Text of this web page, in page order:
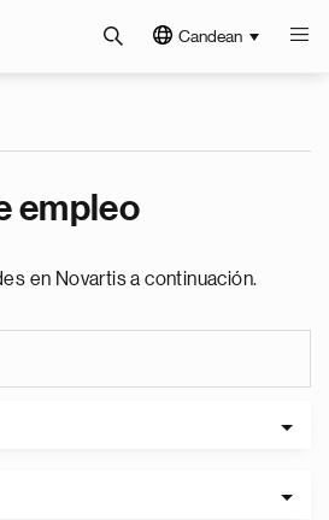
Candean
empleo
en Novartis a continuación.